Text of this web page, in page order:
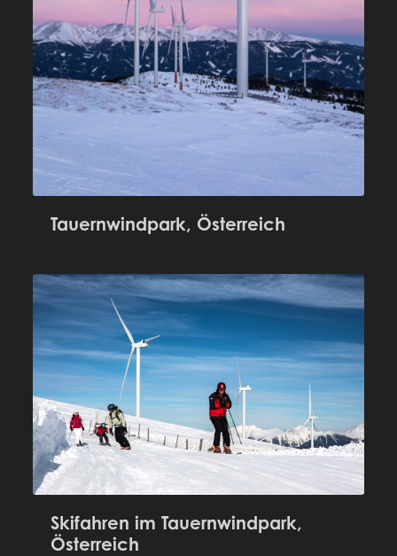
Tauernwindpark, Österreich
Skifahren im Tauernwindpark,
Österreich